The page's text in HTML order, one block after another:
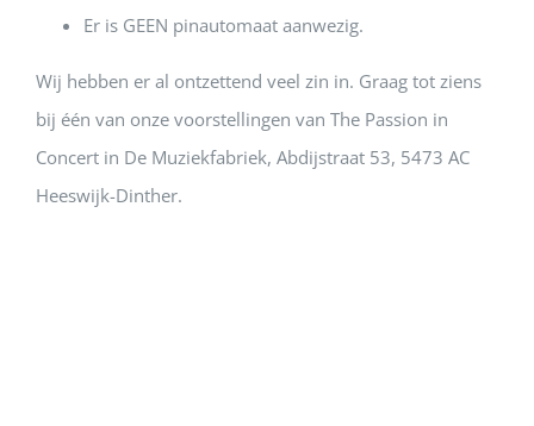
Er is GEEN pinautomaat aanwezig.
Wij hebben er al ontzettend veel zin in. Graag tot ziens
bij één van onze voorstellingen van The Passion in
Concert in De Muziekfabriek, Abdijstraat 53, 5473 AC
Heeswijk-Dinther.